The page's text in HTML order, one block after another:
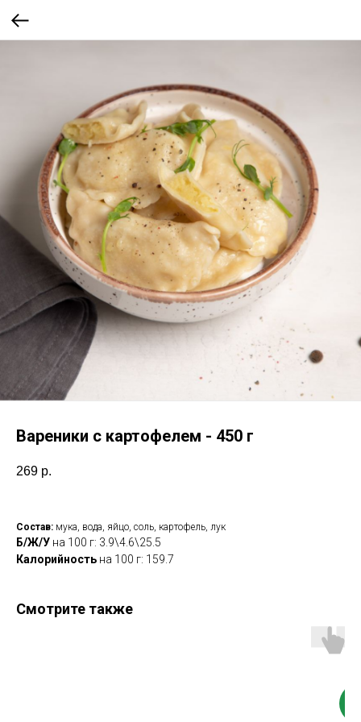
Вареники с картофелем - 450 г
269 р.
Состав: мука, вода, яйцо, соль, картофель, лук
Б/Ж/У на 100 г: 3.9\4.6\25.5
Калорийность на 100 г: 159.7
Смотрите также